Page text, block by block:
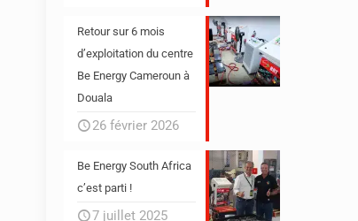
Retour sur 6 mois
d’exploitation du centre
Be Energy Cameroun à
Douala
26 février 2026
Be Energy South Africa
c’est parti !
7 juillet 2025